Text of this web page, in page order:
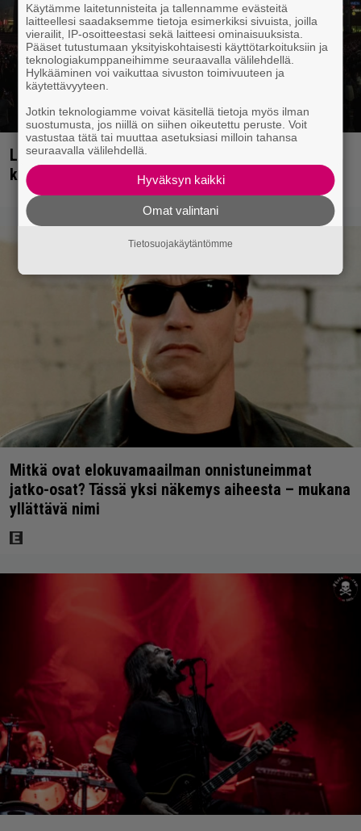
Livearvio: Kaikki häipyy, niin myös Eppu Normaali
kunniakkaasti keikkalavoilta
Mitkä ovat elokuvamaailman onnistuneimmat
jatko-osat? Tässä yksi näkemys aiheesta – mukana
yllättävä nimi
Käytämme laitetunnisteita ja tallennamme evästeitä
laitteellesi saadaksemme tietoja esimerkiksi sivuista, joilla
vierailit, IP-osoitteestasi sekä laitteesi ominaisuuksista.
Pääset tutustumaan yksityiskohtaisesti käyttötarkoituksiin ja
teknologiakumppaneihimme seuraavalla välilehdellä.
Hylkääminen voi vaikuttaa sivuston toimivuuteen ja
käytettävyyteen.
Jotkin teknologiamme voivat käsitellä tietoja myös ilman
suostumusta, jos niillä on siihen oikeutettu peruste. Voit
vastustaa tätä tai muuttaa asetuksiasi milloin tahansa
seuraavalla välilehdellä.
Hyväksyn kaikki
Omat valintani
Tietosuojakäytäntömme